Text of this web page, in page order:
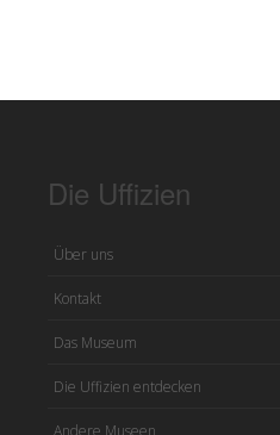
Die Uffizien
Über uns
Kontakt
Das Museum
Die Uffizien entdecken